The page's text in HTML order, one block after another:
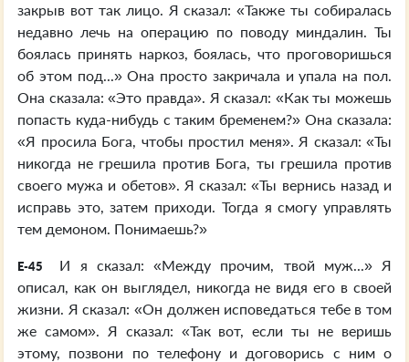
закрыв вот так лицо. Я сказал: «Также ты собиралась
недавно лечь на операцию по поводу миндалин. Ты
боялась принять наркоз, боялась, что проговоришься
об этом под...» Она просто закричала и упала на пол.
Она сказала: «Это правда». Я сказал: «Как ты можешь
попасть куда-нибудь с таким бременем?» Она сказала:
«Я просила Бога, чтобы простил меня». Я сказал: «Ты
никогда не грешила против Бога, ты грешила против
своего мужа и обетов». Я сказал: «Ты вернись назад и
исправь это, затем приходи. Тогда я смогу управлять
тем демоном. Понимаешь?»
E-45
И я сказал: «Между прочим, твой муж...» Я
описал, как он выглядел, никогда не видя его в своей
жизни. Я сказал: «Он должен исповедаться тебе в том
же самом». Я сказал: «Так вот, если ты не веришь
этому, позвони по телефону и договорись с ним о